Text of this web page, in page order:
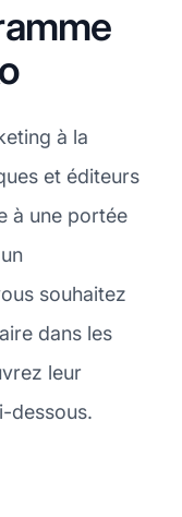
à la
et éditeurs
à une portée
souhaitez
dans les
leur
dessous.